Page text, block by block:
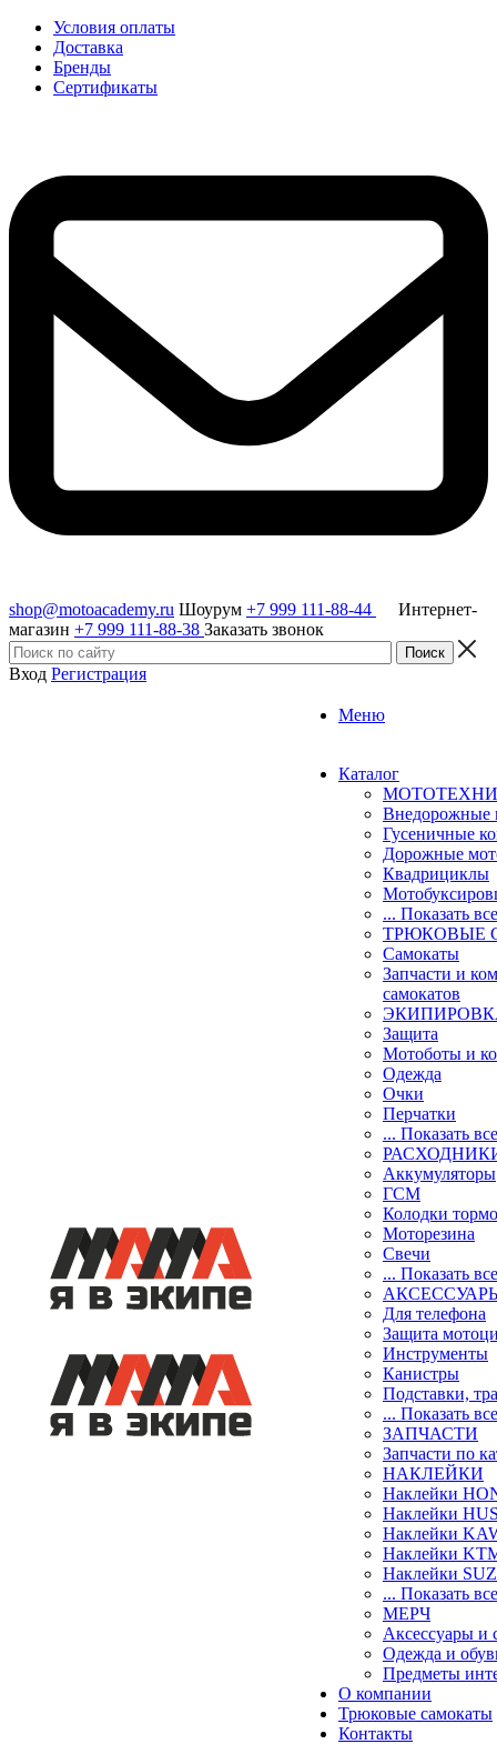
Условия оплаты
Доставка
Бренды
Сертификаты
shop@motoacademy.ru Шоурум +7 999 111-88-44
Интернет-
магазин +7 999 111-88-38 Заказать звонок
Вход Регистрация
Меню
Каталог
Внедорожные
Гусеничные
Дорожные
Квадрициклы
... Показать все
ТРЮКОВЫЕ
Самокаты
Запчасти и
самокатов
Защита
Мотоботы и
Одежда
Очки
Перчатки
... Показать все
Аккумуляторы
ГСМ
Колодки
Моторезина
Свечи
... Показать все
Для телефона
Защита
Инструменты
Канистры
Подставки,
... Показать все
ЗАПЧАСТИ
Запчасти по
НАКЛЕЙКИ
Наклейки
Наклейки
Наклейки
Наклейки
Наклейки
... Показать все
МЕРЧ
Аксессуары и
Одежда и
Предметы
О компании
Трюковые самокаты
Контакты